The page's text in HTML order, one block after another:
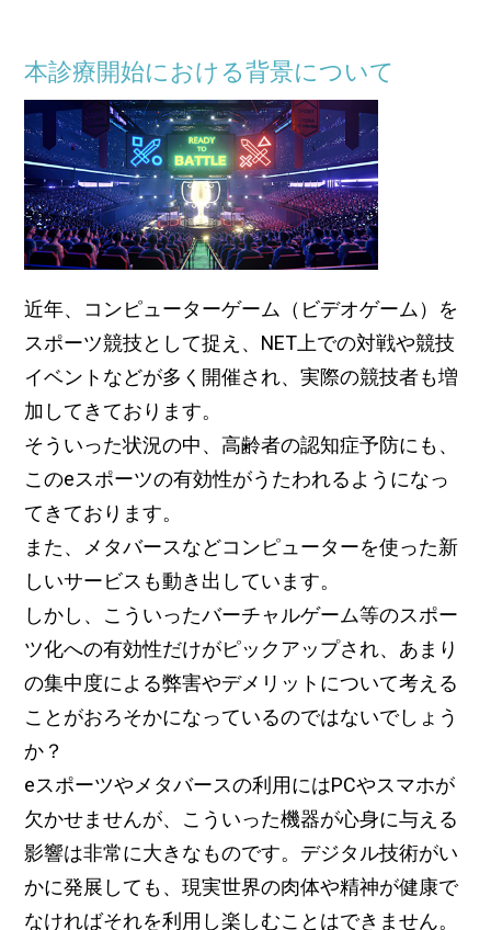
本診療開始における背景について
近年、コンピューターゲーム（ビデオゲーム）を
スポーツ競技として捉え、NET上での対戦や競技
イベントなどが多く開催され、実際の競技者も増
加してきております。
そういった状況の中、高齢者の認知症予防にも、
このeスポーツの有効性がうたわれるようになっ
てきております。
また、メタバースなどコンピューターを使った新
しいサービスも動き出しています。
しかし、こういったバーチャルゲーム等のスポー
ツ化への有効性だけがピックアップされ、あまり
の集中度による弊害やデメリットについて考える
ことがおろそかになっているのではないでしょう
か？
eスポーツやメタバースの利用にはPCやスマホが
欠かせませんが、こういった機器が心身に与える
影響は非常に大きなものです。デジタル技術がい
かに発展しても、現実世界の肉体や精神が健康で
なければそれを利用し楽しむことはできません。